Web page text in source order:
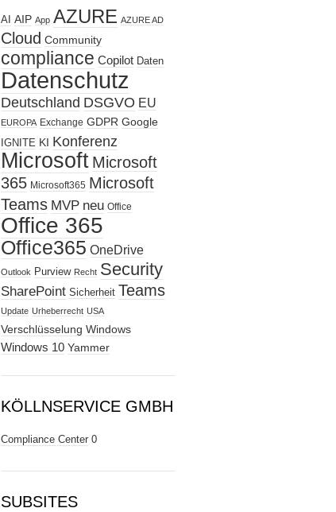
AI AIP App AZURE AZURE AD
Cloud Community
compliance Copilot Daten
Datenschutz
Deutschland DSGVO EU
EUROPA Exchange GDPR Google
IGNITE KI Konferenz
Microsoft Microsoft
365 Microsoft365 Microsoft
Teams MVP neu Office
Office 365
Office365 OneDrive
Outlook Purview Recht Security
SharePoint Sicherheit Teams
Update Urheberrecht USA
Verschlüsselung Windows
Windows 10 Yammer
KÖLLNSERVICE GMBH
Compliance Center 0
SUBSITES